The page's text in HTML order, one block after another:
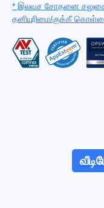
* இலவச சோதனை
தனியுரிமை/குக்கீ